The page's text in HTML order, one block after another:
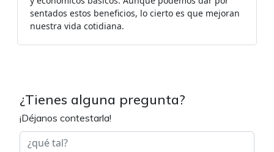
sentados estos beneficios, lo cierto es que mejoran
nuestra vida cotidiana.
¿Tienes alguna pregunta?
¡Déjanos contestarla!